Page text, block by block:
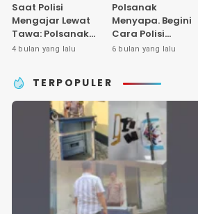
Saat Polisi
Mengajar Lewat
Tawa: Polsanak
Pasuruan Sentuh
Sejak Dini
4 bulan yang lalu
Polsanak
Menyapa. Begini
Cara Polisi
Mendekatkan
Sejak Usia Dini
6 bulan yang lalu
TERPOPULER